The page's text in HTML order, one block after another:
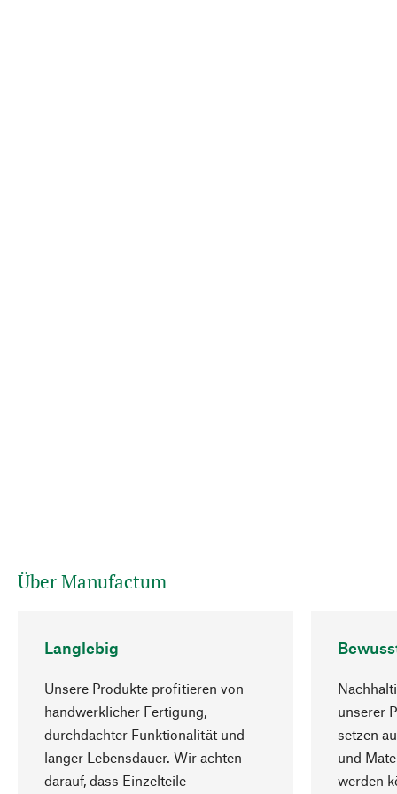
Über Manufactum
Langlebig
Unsere Produkte profitieren von
handwerklicher Fertigung,
durchdachter Funktionalität und
langer Lebensdauer. Wir achten
darauf, dass Einzelteile
unserer
setzen
und
werden